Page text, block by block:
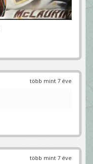
több mint 7 éve
több mint 7 éve